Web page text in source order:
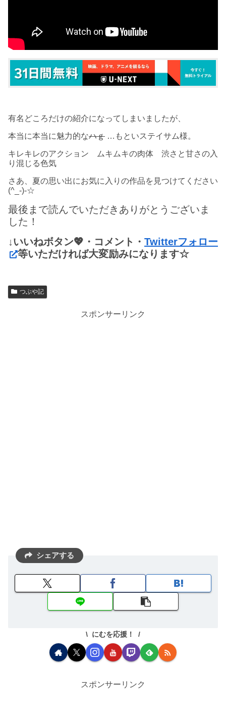
有名どころだけの紹介になってしまいましたが、
本当に本当に魅力的なハｇ …もといステイサム様。
キレキレのアクション ムキムキの肉体 渋さと甘さの入
り混じる色気
さあ、夏の思い出にお気に入りの作品を見つけてください
(^_-)-☆
最後まで読んでいただきありがとうございま
した！
↓いいねボタン💖・コメント・ Twitterフォロー
等いただければ大変励みになります☆
つぶや記
スポンサーリンク
シェアする
にむを応援！
スポンサーリンク